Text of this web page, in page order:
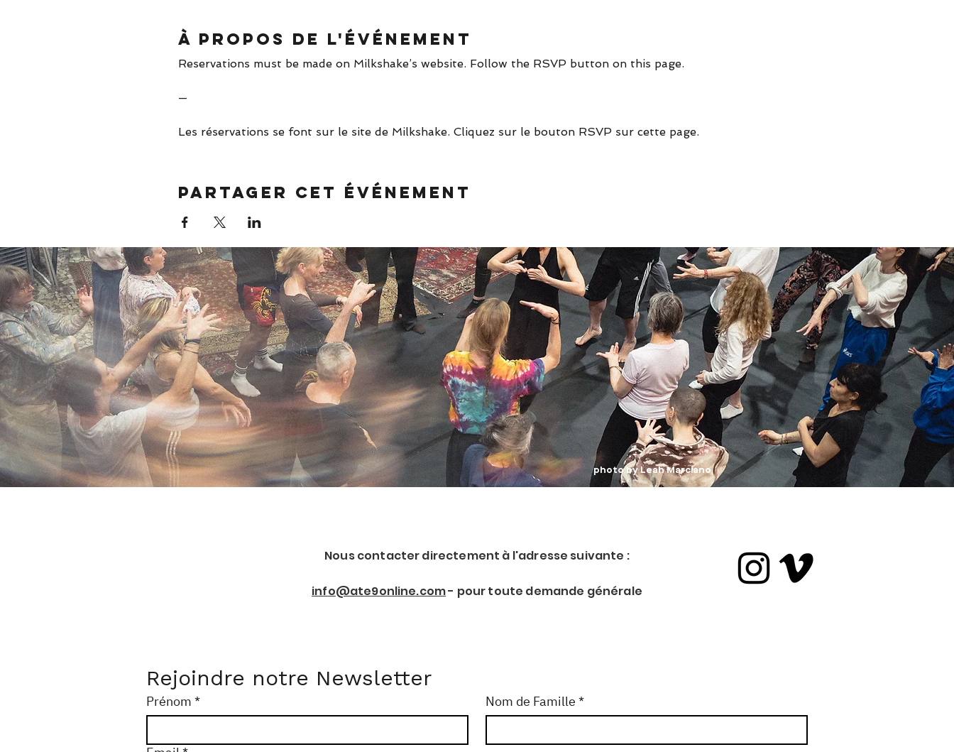
À propos de l'événement
Reservations must be made on Milkshake’s website. Follow the RSVP button on this page.
—
Les réservations se font sur le site de Milkshake. Cliquez sur le bouton RSVP sur cette page.
Partager cet événement
photo by Leah Marciano
Nous contacter directement à l'adresse suivante :
info@ate9online.com- pour toute demande générale
Rejoindre notre Newsletter
Prénom * Nom de Famille *